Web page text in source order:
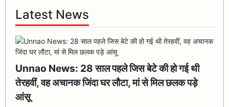
Latest News
Unnao News: 28 साल पहले जिस बेटे की हो गई थी
तेरहवीं, वह अचानक जिंदा घर लौटा, मां से मिल छलक पड़े
आंसू